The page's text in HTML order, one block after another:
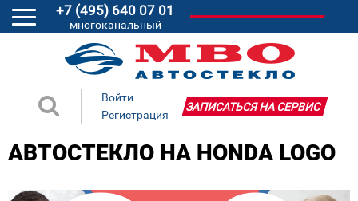
+7 (495) 640 07 01
многоканальный
Войти
Регистрация
ЗАПИСАТЬСЯ НА СЕРВИС
АВТОСТЕКЛО НА HONDA LOGO